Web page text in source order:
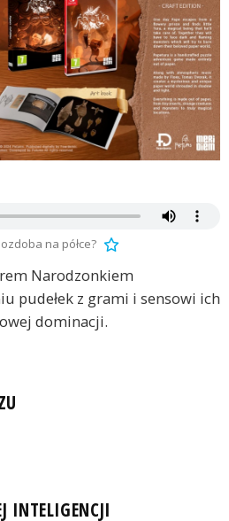
na półce?
Narodzonkiem
pudełek z grami i sensowi ich
dominacji.
INTELIGENCJI